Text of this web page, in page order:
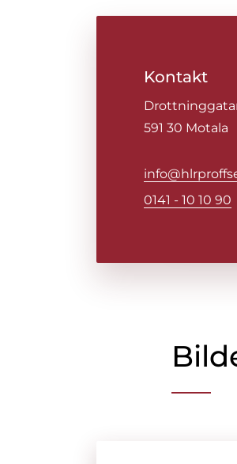
Kontakt
591 30 Motala​
0141 - 10 10 90